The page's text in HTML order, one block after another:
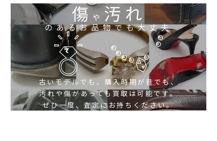
傷や 汚れ
のあるお品物でも大丈夫
古いモデルでも、購入時期が昔でも、
汚れや傷があっても買取は可能です。
ぜひ一度、査定にお持ちください。